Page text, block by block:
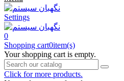
Settings
0
Shopping cart0item(s)
Your shopping cart is empty.
Click for more products.